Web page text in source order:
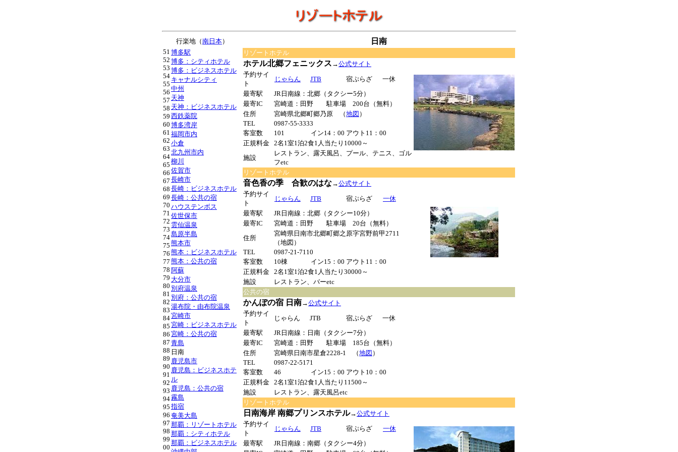
行楽地（南日本） 日南
51
52
53
54
55
56
57
58
59
60
61
62
63
64
65
66
67
68
69
70
71
72
73
74
75
76
77
78
79
80
81
82
83
84
85
86
87
88
89
90
91
92
93
94
95
96
97
98
99
00
博多駅
博多：シティホテル
博多：ビジネスホテル
キャナルシティ
中州
天神
天神：ビジネスホテル
西鉄薬院
博多湾岸
福岡市内
小倉
北九州市内
柳川
佐賀市
長崎市
長崎：ビジネスホテル
長崎：公共の宿
ハウステンボス
佐世保市
雲仙温泉
島原半島
熊本市
熊本：ビジネスホテル
熊本：公共の宿
阿蘇
大分市
別府温泉
別府：公共の宿
湯布院・由布院温泉
宮崎市
宮崎：ビジネスホテル
宮崎：公共の宿
青島
日南
鹿児島市
鹿児島：ビジネスホテ
ル
鹿児島：公共の宿
霧島
指宿
奄美大島
那覇：リゾートホテル
那覇：シティホテル
那覇：ビジネスホテル
リゾートホテル
ホテル北郷フェニックス →公式サイト
予約サイ
ト
じゃらん JTB 宿ぷらざ
一休
最寄駅
JR日南線：北郷（タクシー5分）
最寄IC
宮崎道：田野 駐車場 200台（無料）
住所
宮崎県北郷町郷乃原 （地図 ）
TEL
0987-55-3333
客室数
101 イン14：00 アウト11：00
正規料金 2名1室1泊2食1人当たり10000～
施設
レストラン、露天風呂、プール、テニス、ゴル
フetc
リゾートホテル
音色香の季 合歓のはな→公式サイト
予約サイ
ト
じゃらん JTB 宿ぷらざ
一休
最寄駅
JR日南線：北郷（タクシー10分）
最寄IC
宮崎道：田野 駐車場 20台（無料）
住所
宮崎県日南市北郷町郷之原字宮野前甲2711
（地図）
TEL
0987-21-7110
客室数
10棟 イン15：00 アウト11：00
正規料金 2名1室1泊2食1人当たり30000～
施設
レストラン、バーetc
公共の宿
かんぽの宿 日南→公式サイト
予約サイ
ト
じゃらん JTB 宿ぷらざ
一休
最寄駅
JR日南線：日南（タクシー7分）
最寄IC
宮崎道：田野 駐車場 185台（無料）
住所
宮崎県日南市星倉2228-1 （地図 ）
TEL
0987-22-5171
客室数
46 イン15：00 アウト10：00
正規料金 2名1室1泊2食1人当たり11500～
施設
レストラン、露天風呂etc
リゾートホテル
日南海岸 南郷プリンスホテル→公式サイト
予約サイ
ト
じゃらん JTB 宿ぷらざ
一休
最寄駅
JR日南線：南郷（タクシー4分）